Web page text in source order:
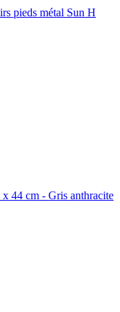
pieds métal Sun H
44 cm - Gris anthracite